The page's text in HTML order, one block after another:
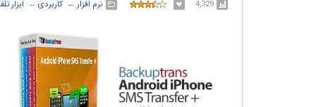
4,329 نرم افزار ← ‏ کاربردی ← ‏ ابزار